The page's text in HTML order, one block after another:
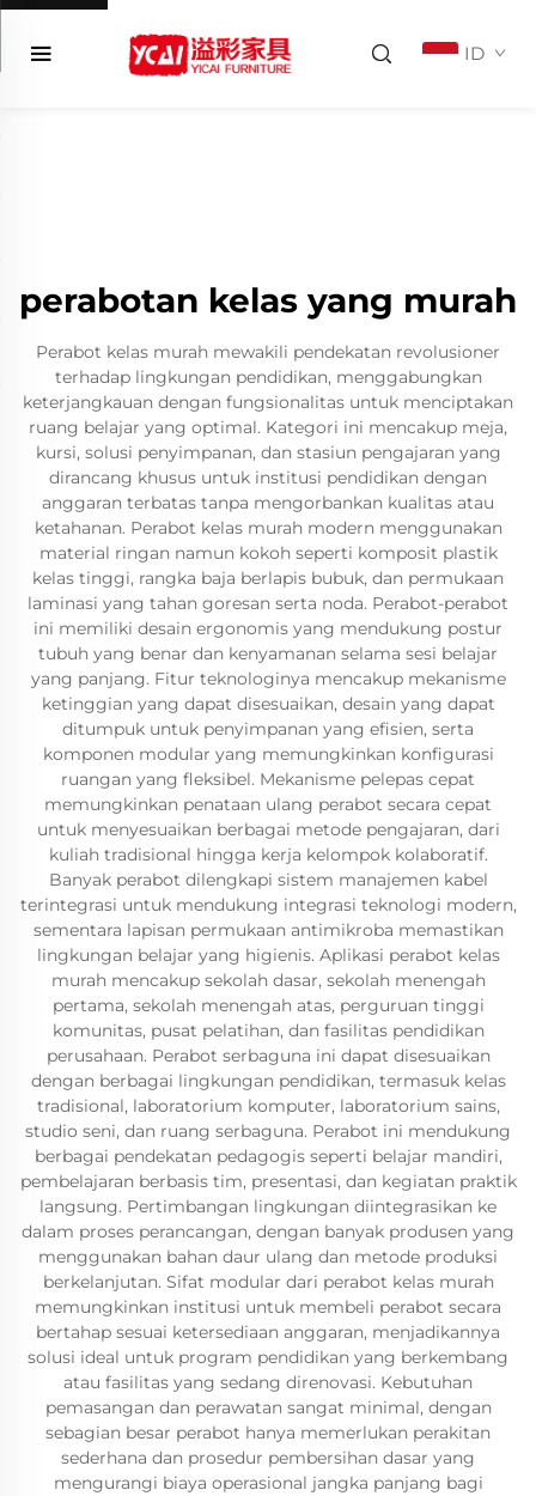
ID
perabotan kelas yang murah
Perabot kelas murah mewakili pendekatan revolusioner
terhadap lingkungan pendidikan, menggabungkan
keterjangkauan dengan fungsionalitas untuk menciptakan
ruang belajar yang optimal. Kategori ini mencakup meja,
kursi, solusi penyimpanan, dan stasiun pengajaran yang
dirancang khusus untuk institusi pendidikan dengan
anggaran terbatas tanpa mengorbankan kualitas atau
ketahanan. Perabot kelas murah modern menggunakan
material ringan namun kokoh seperti komposit plastik
kelas tinggi, rangka baja berlapis bubuk, dan permukaan
laminasi yang tahan goresan serta noda. Perabot-perabot
ini memiliki desain ergonomis yang mendukung postur
tubuh yang benar dan kenyamanan selama sesi belajar
yang panjang. Fitur teknologinya mencakup mekanisme
ketinggian yang dapat disesuaikan, desain yang dapat
ditumpuk untuk penyimpanan yang efisien, serta
komponen modular yang memungkinkan konfigurasi
ruangan yang fleksibel. Mekanisme pelepas cepat
memungkinkan penataan ulang perabot secara cepat
untuk menyesuaikan berbagai metode pengajaran, dari
kuliah tradisional hingga kerja kelompok kolaboratif.
Banyak perabot dilengkapi sistem manajemen kabel
terintegrasi untuk mendukung integrasi teknologi modern,
sementara lapisan permukaan antimikroba memastikan
lingkungan belajar yang higienis. Aplikasi perabot kelas
murah mencakup sekolah dasar, sekolah menengah
pertama, sekolah menengah atas, perguruan tinggi
komunitas, pusat pelatihan, dan fasilitas pendidikan
perusahaan. Perabot serbaguna ini dapat disesuaikan
dengan berbagai lingkungan pendidikan, termasuk kelas
tradisional, laboratorium komputer, laboratorium sains,
studio seni, dan ruang serbaguna. Perabot ini mendukung
berbagai pendekatan pedagogis seperti belajar mandiri,
pembelajaran berbasis tim, presentasi, dan kegiatan praktik
langsung. Pertimbangan lingkungan diintegrasikan ke
dalam proses perancangan, dengan banyak produsen yang
menggunakan bahan daur ulang dan metode produksi
berkelanjutan. Sifat modular dari perabot kelas murah
memungkinkan institusi untuk membeli perabot secara
bertahap sesuai ketersediaan anggaran, menjadikannya
solusi ideal untuk program pendidikan yang berkembang
atau fasilitas yang sedang direnovasi. Kebutuhan
pemasangan dan perawatan sangat minimal, dengan
sebagian besar perabot hanya memerlukan perakitan
sederhana dan prosedur pembersihan dasar yang
mengurangi biaya operasional jangka panjang bagi